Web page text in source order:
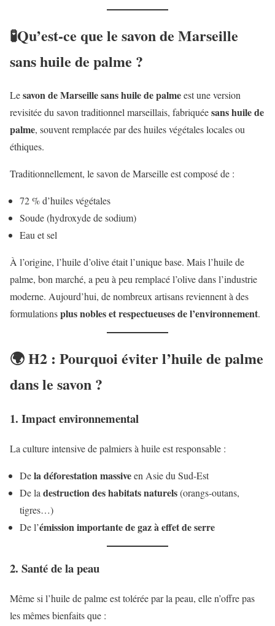
🧪Qu’est-ce que le savon de Marseille
sans huile de palme ?
Lesavon de Marseille sans huile de palmeest une version
revisitée du savon traditionnel marseillais, fabriquéesans huile de
palme, souvent remplacée par des huiles végétales locales ou
éthiques.
Traditionnellement, le savon de Marseille est composé de :
72 % d’huiles végétales
Soude (hydroxyde de sodium)
Eau et sel
À l’origine, l’huile d’olive était l’unique base. Mais l’huile de
palme, bon marché, a peu à peu remplacé l’olive dans l’industrie
moderne. Aujourd’hui, de nombreux artisans reviennent à des
formulationsplus nobles et respectueuses de l’environnement.
🌍 H2 : Pourquoi éviter l’huile de palme
dans le savon ?
1. Impact environnemental
La culture intensive de palmiers à huile est responsable :
Dela déforestation massiveen Asie du Sud-Est
De la destruction des habitats naturels(orangs-outans,
tigres…)
De l’émission importante de gaz à effet de serre
2. Santé de la peau
Même si l’huile de palme est tolérée par la peau, elle n’offre pas
les mêmes bienfaits que :